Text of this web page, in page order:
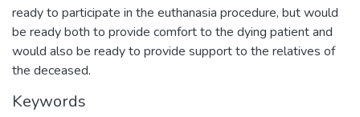
ready to participate in the euthanasia procedure, but would
be ready both to provide comfort to the dying patient and
would also be ready to provide support to the relatives of
the deceased.
Keywords